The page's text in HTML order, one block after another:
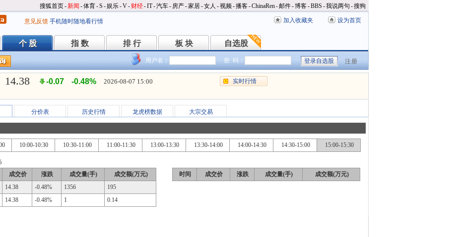
搜狐首页-新闻 -体育-S -娱乐-V- 财经-IT-汽车- 房产-家居-女人 -视频-播客-ChinaRen-邮件-博客-BBS -我说两句 -搜狗
意见反馈 手机随时随地看行情 加入收藏夹 设为首页
个 股
个 股 指 数
指 数 排 行
排 行 板 块
板 块 自选股
自选股
用户名： 密 码： 注册
14.38 -0.07 -0.48% 2026-08-07 15:00 实时行情
分价表 历史行情 龙虎榜数据 大宗交易
10:00-10:30 10:30-11:00 11:00-11:30 13:00-13:30 13:30-14:00 14:00-14:30 14:30-15:00 15:00-15:30
成交价 涨跌 成交量(手)
成交额(万元)
14.38 -0.48% 1356
195
14.38 -0.48% 1 0.14
时间 成交价 涨跌 成交量(手) 成交额(万元)